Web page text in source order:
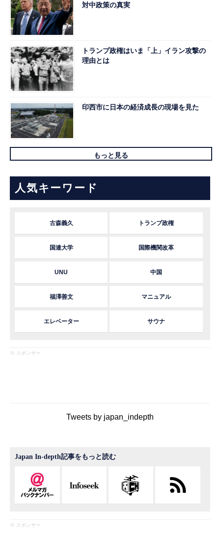
対中政策の真実
トランプ政権はいま「上」イラン攻撃の
理由とは
印西市に日本の経済成長の現場を見た
もっと見る
人気キーワード
古森義久 トランプ政権
国連大学 国際機関改革
UNU 中国
福澤善文 マニュアル
エレベーター サウナ
※ スポンサー
Tweets by japan_indepth
Japan In-depth記事をもっと読む
※ スポンサー